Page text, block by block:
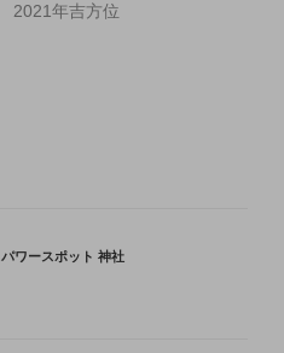
2021年吉方位
パワースポット 神社